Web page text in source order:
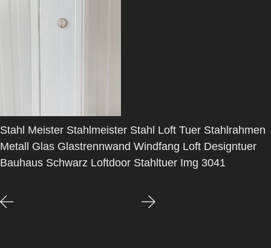
Stahl Meister Stahlmeister Stahl Loft Tuer Stahlrahmen
Metall Glas Glastrennwand Windfang Loft Designtuer
Bauhaus Schwarz Loftdoor Stahltuer Img 3041